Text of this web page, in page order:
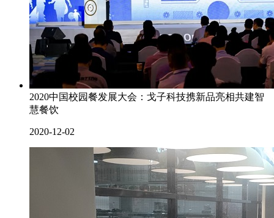
2020中国校园餐发展大会：戈子科技携新品亮相共建智
慧餐饮
2020-12-02